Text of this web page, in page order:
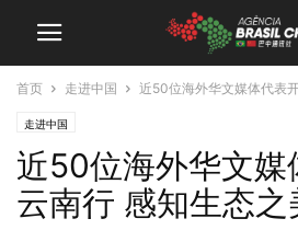
首页 走进中国 近50位海外华文媒体代表
走进中国
近50位海外华文媒
云南行 感知生态